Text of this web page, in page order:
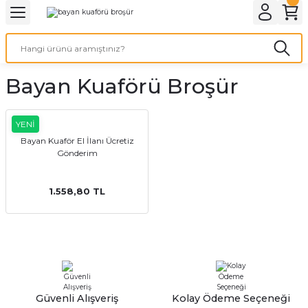
Geri Dön
Geri Dön
Geri Dön
Geri Dön
Ürünleri
Geri Dön
Geri Dön
Geri Dön
Bayan Kuaförü Broşür
YENİ
Bayan Kuaför El İlanı Ücretiz
Gönderim
1.558,80 TL
Güvenli Alışveriş Kolay Ödeme Seçeneği